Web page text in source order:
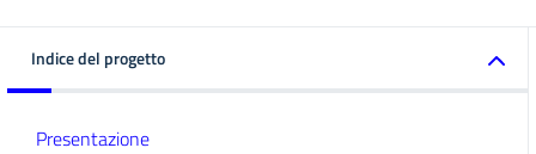
Indice del progetto
Presentazione